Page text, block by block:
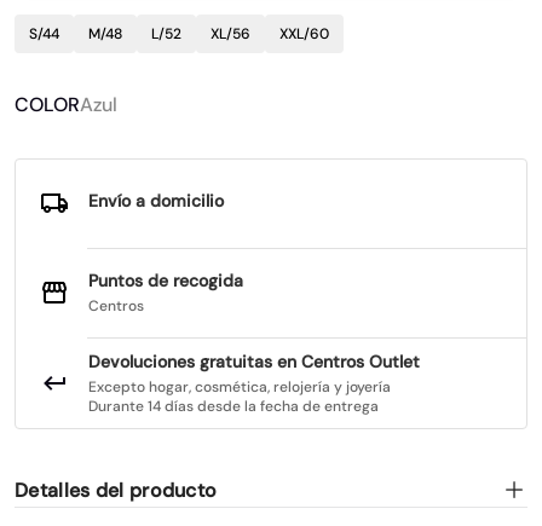
S/44 M/48 L/52 XL/56 XXL/60
COLORAzul
Envío a domicilio
Puntos de recogida
Centros
Devoluciones gratuitas en Centros Outlet
Excepto hogar, cosmética, relojería y joyería
Durante 14 días desde la fecha de entrega
Detalles del producto